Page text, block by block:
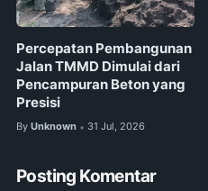
Percepatan Pembangunan
Jalan TMMD Dimulai dari
Pencampuran Beton yang
Presisi
By Unknown • 31 Jul, 2026
Posting Komentar